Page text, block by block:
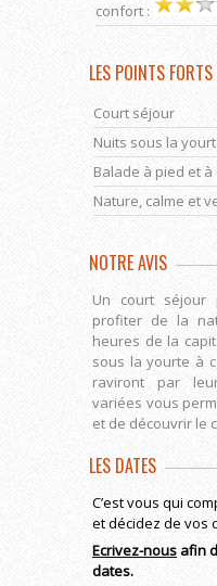
confort :
LES POINTS FORTS
Court séjour
Nuits sous la
Balade à pied et à
Nature, calme et
NOTRE AVIS
Un court
profiter de la
heures de la
sous la yourte à
raviront par
variées vous
et de découvrir le
LES DATES
C’est vous qui
et décidez de vos
Ecrivez-nous afin
dates.